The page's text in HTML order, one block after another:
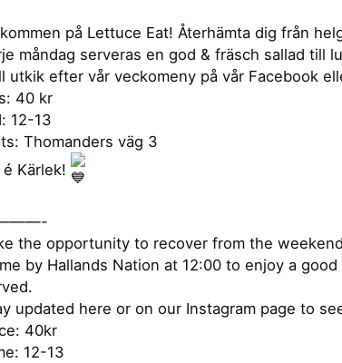
på Lettuce Eat! Återhämta dig från
måndag serveras en god & fräsch sallad till
utkik efter vår veckomeny på vår Facebook
40 kr
12-13
Thomanders väg 3
é Kärlek!
the opportunity to recover from the
by Hallands Nation at 12:00 to enjoy a
updated here or on our Instagram page to
40kr
12-13